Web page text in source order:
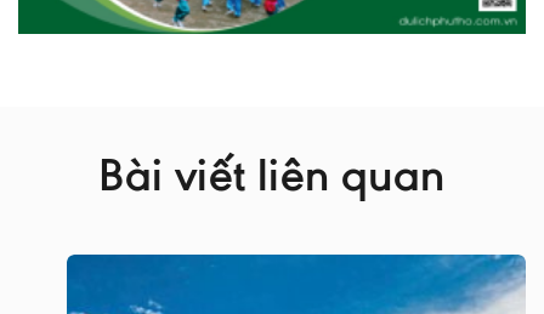
Bài viết liên quan